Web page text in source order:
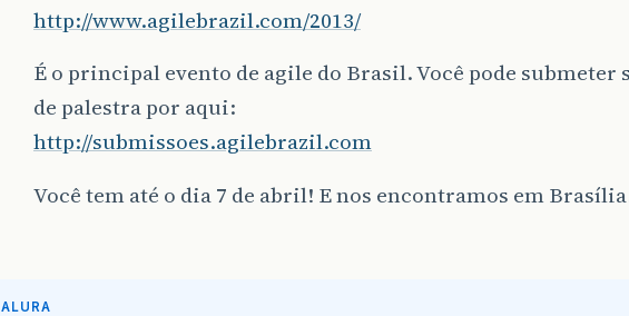
http://www.agilebrazil.com/2013/
É o principal evento de agile do Brasil. Você pode submeter
de palestra por aqui:
http://submissoes.agilebrazil.com
Você tem até o dia 7 de abril! E nos encontramos em
ALURA